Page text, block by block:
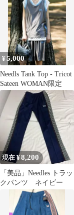
¥5,000
Needls Tank Top - Tricot
Sateen WOMAN限定
現在 ¥8,200
「美品」Needles トラッ
クパンツ ネイビー